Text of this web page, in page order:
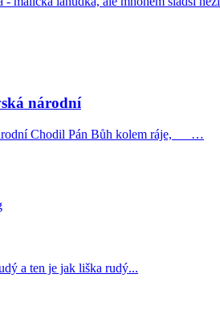
národní
Chodil Pán Bůh kolem ráje, …
a ten je jak liška rudý...